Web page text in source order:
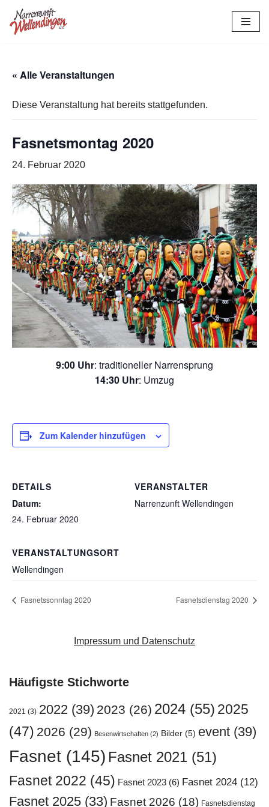
Zum
« Alle Veranstaltungen
Diese Veranstaltung hat bereits stattgefunden.
Fasnetsmontag 2020
24. Februar 2020
9:00 Uhr: traditioneller Narrensprung
14:30 Uhr: Umzug
Zum Kalender hinzufügen
DETAILS
Datum:
24. Februar 2020
VERANSTALTER
Narrenzunft Wellendingen
VERANSTALTUNGSORT
Wellendingen
Fasnetssonntag 2020 Fasnetsdienstag 2020
Impressum und Datenschutz
Häufigste Stichworte
2021 (3) 2022 (39) 2023 (26) 2024 (55) 2025
(47) 2026 (29) Besenwirtschaften (2) Bilder (5) event (39)
Fasnet (145) Fasnet 2021 (51)
Fasnet 2022 (45) Fasnet 2023 (6) Fasnet 2024 (12)
Fasnet 2025 (33) Fasnet 2026 (18) Fasnetsdienstag